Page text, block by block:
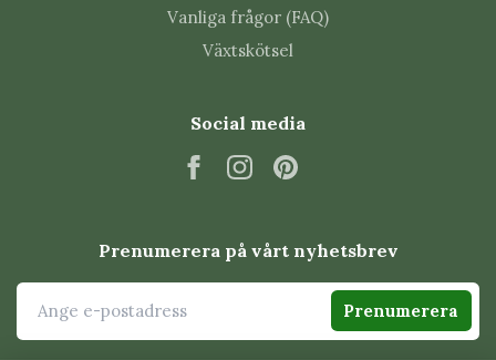
Därför är Tillandsia en populär
Tillandsia uppskattas för att den inte behöver planteras i
jord och kan placeras på många kreativa sätt. Den passar
lika bra i glasvaser, på drivved, i metallställningar eller
Den är ett utmärkt val för dig som vill skapa personliga
Skötsel av Tillandsia i korthet
Vanliga frågor (FAQ)
Växtskötsel
Social media
Prenumerera på vårt nyhetsbrev
Prenumerera